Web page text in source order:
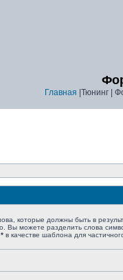
Главная |Тюнинг |
которые должны быть в
Вы можете разделить слова
* в качестве шаблона для